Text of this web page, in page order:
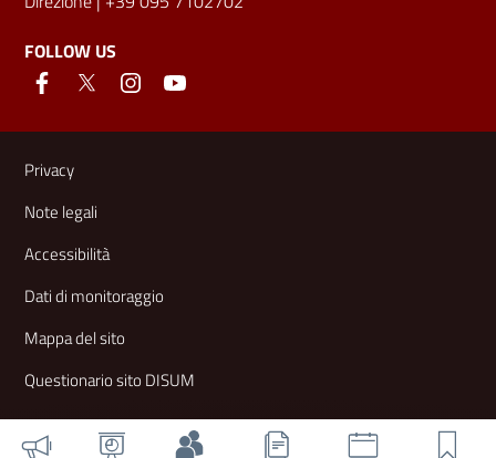
FOLLOW US
Useful links and information
Privacy
Note legali
Accessibilità
Dati di monitoraggio
Mappa del sito
Questionario sito DISUM